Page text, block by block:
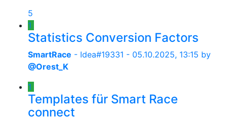
5
1
Statistics Conversion Factors
SmartRace - Idea#19331 - 05.10.2025, 13:15 by
@Orest_K
1
Templates für Smart Race
connect